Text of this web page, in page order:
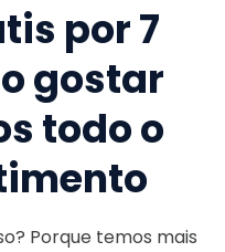
por 7
gostar
todo o
Porque temos mais